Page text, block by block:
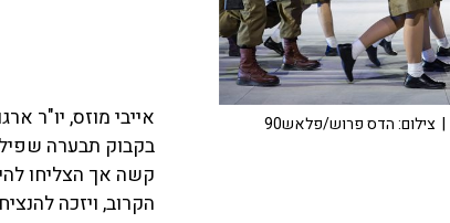
בקבוק תבערה
קשה אך הצליחו
הקרוב, ויזכה
| צילום: הדס פרוש/פלאש90